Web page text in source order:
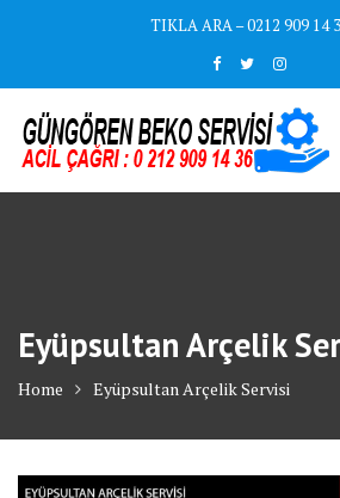
TIKLA ARA – 0212 909 14
Eyüpsultan Arçelik
Home Eyüpsultan Arçelik Servisi